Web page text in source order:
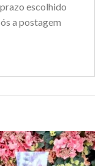
escolhido
a postagem